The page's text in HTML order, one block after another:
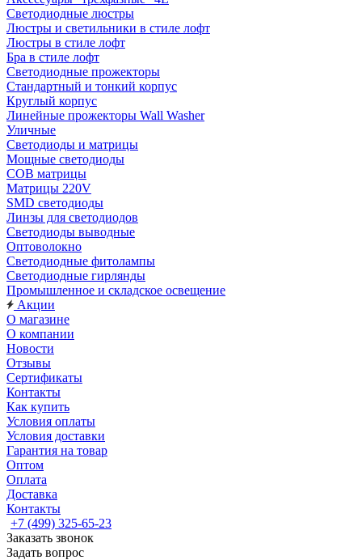
Светодиодные люстры
Люстры и светильники в стиле лофт
Люстры в стиле лофт
Бра в стиле лофт
Светодиодные прожекторы
Стандартный и тонкий корпус
Круглый корпус
Линейные прожекторы Wall Washer
Уличные
Светодиоды и матрицы
Мощные светодиоды
COB матрицы
Матрицы 220V
SMD светодиоды
Линзы для светодиодов
Светодиоды выводные
Оптоволокно
Светодиодные фитолампы
Светодиодные гирлянды
Промышленное и складское освещение
Акции
О магазине
О компании
Новости
Отзывы
Сертификаты
Контакты
Как купить
Условия оплаты
Условия доставки
Гарантия на товар
Оптом
Оплата
Доставка
Контакты
+7 (499) 325-65-23
Заказать звонок
Задать вопрос